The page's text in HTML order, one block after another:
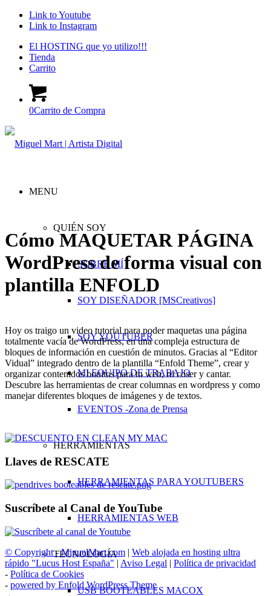
Link to Youtube
Link to Instagram
El HOSTING que yo utilizo!!!
Tienda
Carrito
0Carrito de Compra
MENU
QUIÉN SOY
SOBRE MÍ
SOY DISEÑADOR [MSCreativos]
SOY YOUTUBER
MI EQUIPO DE TRABAJO
EVENTOS -Zona de Prensa
HERRAMIENTAS
HERRAMIENTAS PARA YOUTUBERS
HERRAMIENTAS WEB
TECNOLOGÍA
USB BOOTEABLES MACOX
Cómo MAQUETAR PÁGINA
WordPress de forma visual con
plantilla ENFOLD
Hoy os traigo un video tutorial para poder maquetas una página
totalmente vacía de WordPress, en una compleja estructura de
bloques de información en cuestión de minutos. Gracias al “Editor
Vidual” integrado dentro de la plantilla “Enfold Theme”, crear y
organizar contenidos bonitos para tu web, rd coser y cantar.
Descubre las herramientas de crear columnas en wordpress y como
manejar diferentes bloques de imágenes y de textos.
Llaves de RESCATE
Suscríbete al Canal de YouTube
© Copyright - MiguelMart.com | Web alojada en hosting ultra
rápido "Lucus Host España" | Aviso Legal | Política de privacidad
- Política de Cookies
- powered by Enfold WordPress Theme